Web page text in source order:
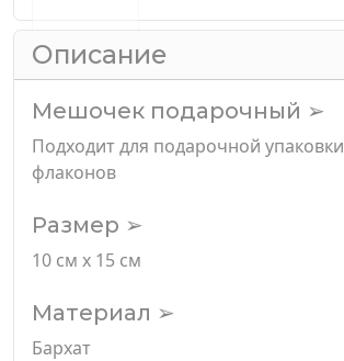
Описание
Мешочек подарочный ➢
Подходит для подарочной
флаконов
Размер ➢
10 см х 15 см
Материал ➢
Бархат